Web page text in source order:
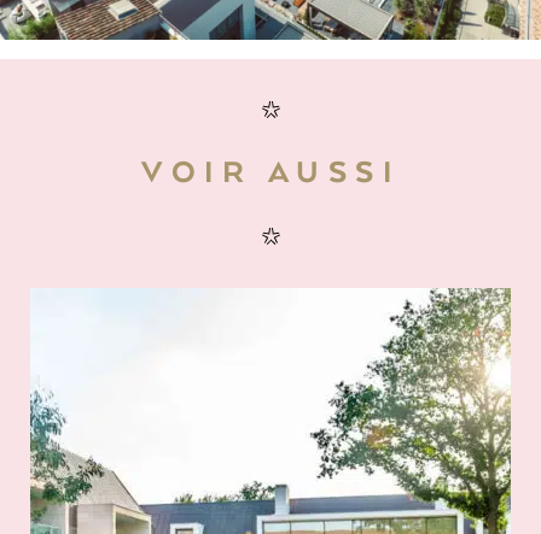
VOIR AUSSI